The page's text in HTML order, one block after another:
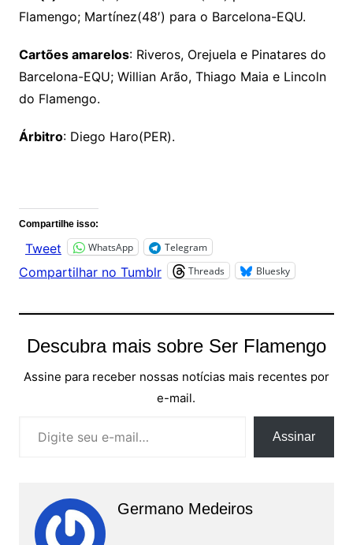
Flamengo; Martínez(48′) para o Barcelona-EQU.
Cartões amarelos: Riveros, Orejuela e Pinatares do
Barcelona-EQU; Willian Arão, Thiago Maia e Lincoln
do Flamengo.
Árbitro: Diego Haro(PER).
Compartilhe isso:
Tweet WhatsApp Telegram
Compartilhar no Tumblr Threads Bluesky
Descubra mais sobre Ser Flamengo
Assine para receber nossas notícias mais recentes por
e-mail.
Assinar
Germano Medeiros